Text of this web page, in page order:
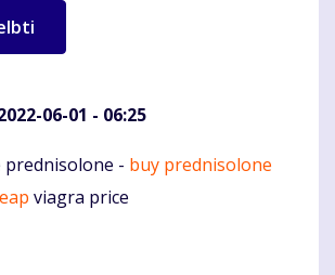
06-01 - 06:25
prednisolone - buy prednisolone
viagra price